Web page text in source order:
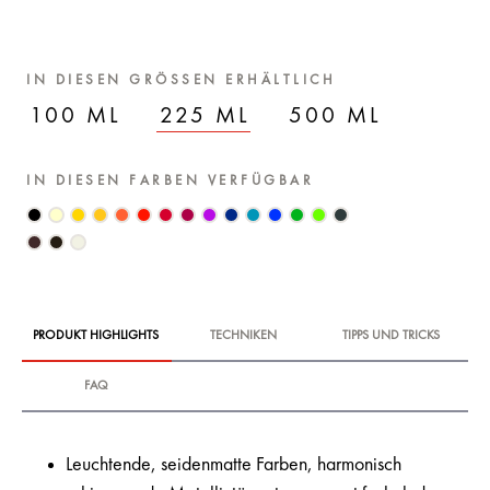
IN DIESEN GRÖSSEN ERHÄLTLICH
100 ML 225 ML 500 ML
IN DIESEN FARBEN VERFÜGBAR
PRODUKT HIGHLIGHTS TECHNIKEN TIPPS UND TRICKS
FAQ
Leuchtende, seidenmatte Farben, harmonisch